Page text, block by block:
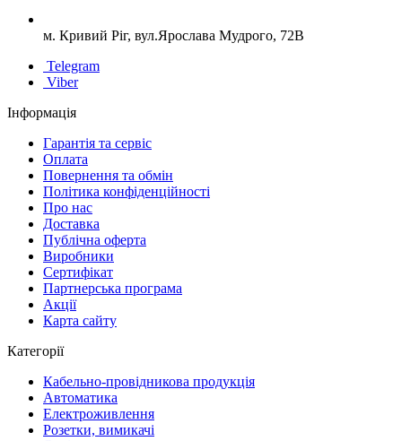
м. Кривий Ріг, вул.Ярослава Мудрого, 72В
Telegram
Viber
Інформація
Гарантія та сервіс
Оплата
Повернення та обмін
Політика конфіденційності
Про нас
Доставка
Публічна оферта
Виробники
Сертифікат
Партнерська програма
Акції
Карта сайту
Категорії
Кабельно-провідникова продукція
Автоматика
Електроживлення
Розетки, вимикачі